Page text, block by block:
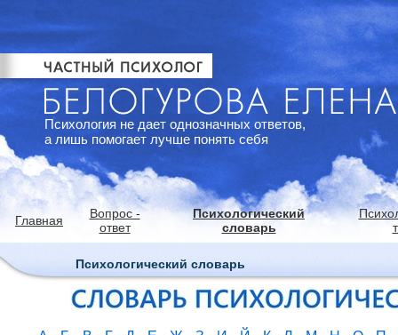
Психология не дает однозначных ответов,
а лишь помогает лучше понять себя
Главная
Вопрос -
ответ
Психологический
словарь
Психологический словарь